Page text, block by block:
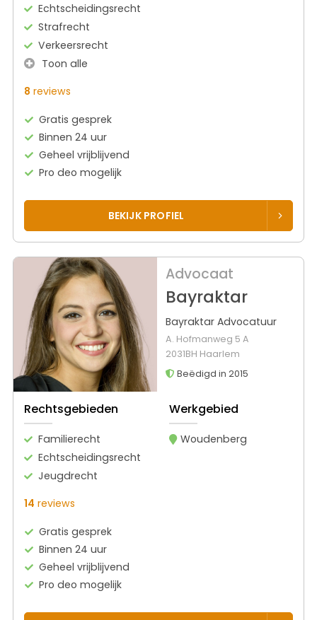
Echtscheidingsrecht
Strafrecht
Verkeersrecht
Toon alle
8 reviews
Gratis gesprek
Binnen 24 uur
Geheel vrijblijvend
Pro deo mogelijk
BEKIJK PROFIEL
Advocaat
Bayraktar
Bayraktar Advocatuur
A. Hofmanweg 5 A
2031BH Haarlem
Beëdigd in 2015
Rechtsgebieden
Familierecht
Echtscheidingsrecht
Jeugdrecht
Werkgebied
Woudenberg
14 reviews
Gratis gesprek
Binnen 24 uur
Geheel vrijblijvend
Pro deo mogelijk